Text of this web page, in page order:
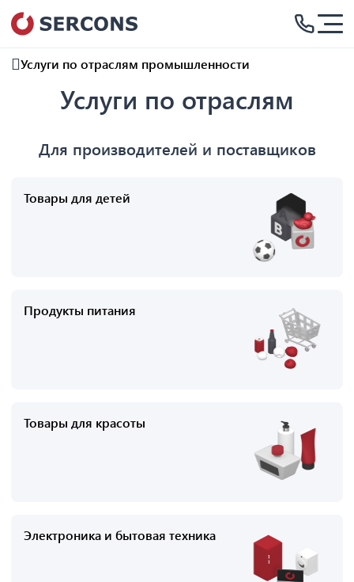
Услуги по отраслям промышленности
Услуги по отраслям
Для производителей и поставщиков
Товары для детей
Продукты питания
Товары для красоты
Электроника и бытовая техника